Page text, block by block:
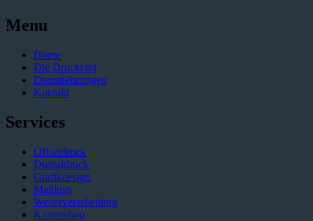
Menu
Home
Die Druckerei
Dienstleistungen
Kontakt
Services
Offsetdruck
Digitaldruck
Grafikdesign
Mailings
Weiterverarbeitung
Kartenshop